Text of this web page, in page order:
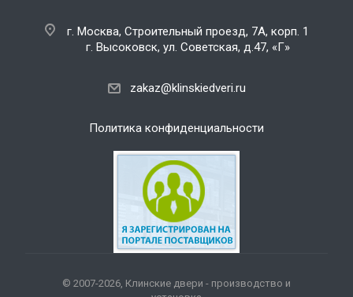
г. Москва, Строительный проезд, 7А, корп. 1
г. Высоковск, ул. Советская, д.47, «Г»
zakaz@klinskiedveri.ru
Политика конфиденциальности
© 2007-2026, Клинские двери - производство и